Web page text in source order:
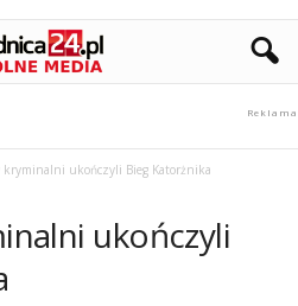
kryminalni ukończyli Bieg Katorżnika
ukończyli